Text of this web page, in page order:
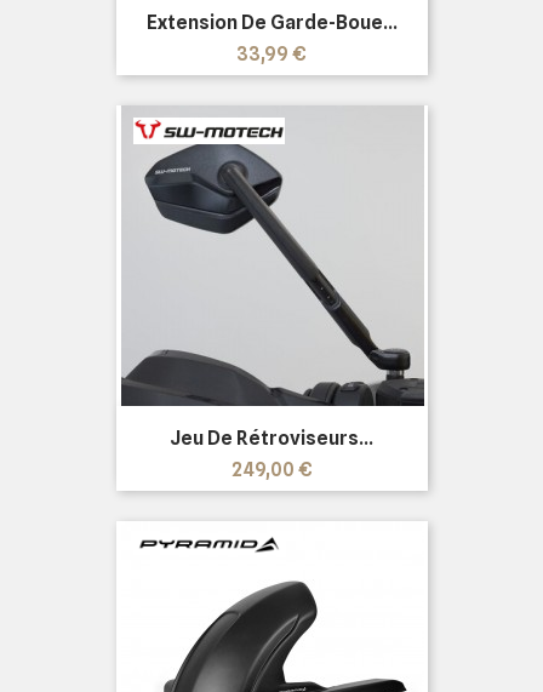
Extension De Garde-Boue...
Prix
33,99 €
Jeu De Rétroviseurs...
Prix
249,00 €